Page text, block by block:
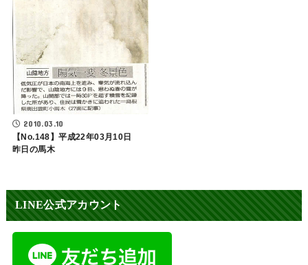
2010.03.10
【No.148】平成22年03月10日
昨日の馬木
LINE公式アカウント